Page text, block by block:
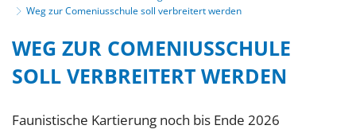
Weg zur Comeniusschule soll verbreitert werden
WEG ZUR COMENIUSSCHULE
SOLL VERBREITERT WERDEN
Faunistische Kartierung noch bis Ende 2026